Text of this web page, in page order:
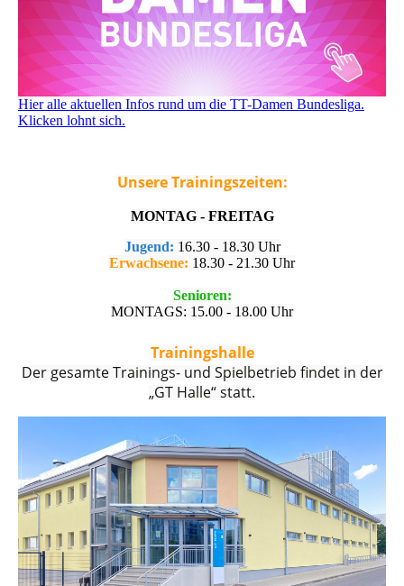
Hier alle aktuellen Infos rund um die TT-Damen Bundesliga.
Klicken lohnt sich.
Unsere Trainingszeiten:
MONTAG - FREITAG
Jugend: 16.30 - 18.30 Uhr
Erwachsene: 18.30 - 21.30 Uhr
Senioren:
MONTAGS: 15.00 - 18.00 Uhr
Trainingshalle
Der gesamte Trainings- und Spielbetrieb findet in der
„GT Halle“ statt.